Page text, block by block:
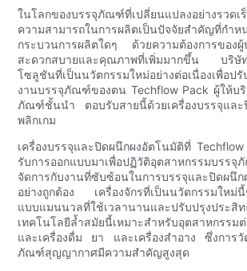
ในโลกของบรรจุภัณฑ์ที่เปลี่ยนแปลงอย่างรวดเ
ความสามารถในการผลิตเป็นปัจจัยสำคัญที่กำห
กระบวนการผลิตใดๆ ด้วยความต้องการของ
สะดวกสบายและคุณภาพที่เพิ่มมากขึ้น บริ
โซลูชันที่เป็นนวัตกรรมใหม่อย่างต่อเนื่องเพื่อปรั
งานบรรจุภัณฑ์ของตน Techflow Pack ผู้ให้บริ
ภัณฑ์ชั้นนำ ตอบรับสายนี้ด้วยเครื่องบรรจุและ
พลิกเกม
เครื่องบรรจุและปิดผนึกผงอัตโนมัติที่
รับการออกแบบมาเพื่อปฏิวัติอุตสาหกรรมบรรจุ
จัดการกับงานที่ซับซ้อนในการบรรจุและปิดผนึ
อย่างถูกต้อง เครื่องจักรที่เป็นนวัตกรรมใหม่
แบบแมนนวลที่ใช้เวลานานและปรับปรุงประสิ
เทคโนโลยีล้ำสมัยนี้เหมาะสำหรับอุตสาหกรร
และเครื่องดื่ม ยา และเครื่องสำอาง ซึ่งการ
ภัณฑ์สุญญากาศมีความสำคัญสูงสุด